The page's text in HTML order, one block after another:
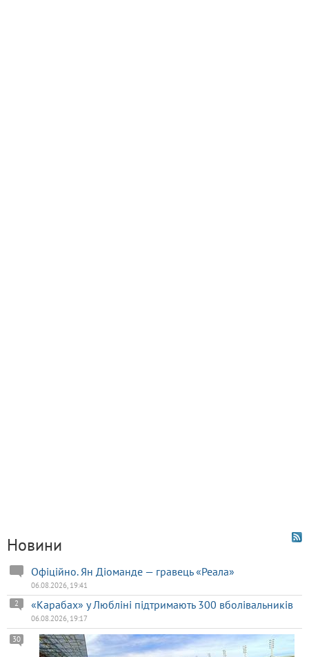
Новини
Офіційно. Ян Діоманде — гравець «Реала»
06.08.2026, 19:41
«Карабах» у Любліні підтримають 300 вболівальників
2
06.08.2026, 19:17
30